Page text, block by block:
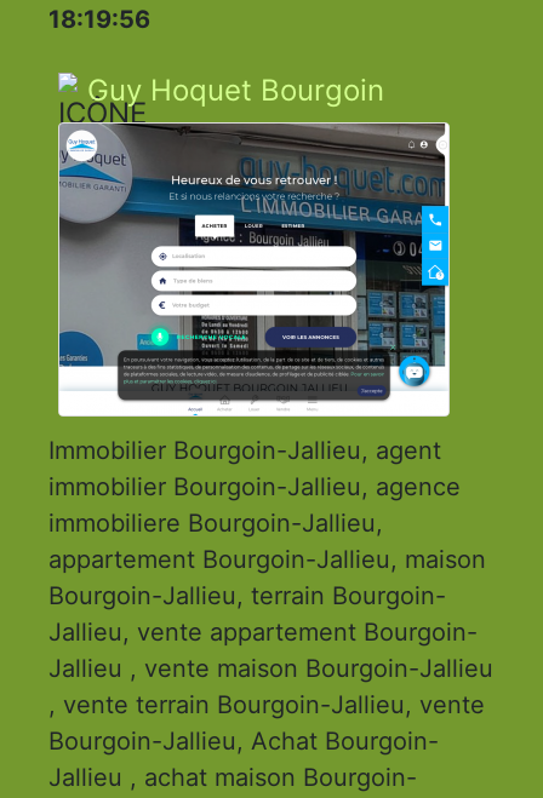
18:19:56
Guy Hoquet Bourgoin
Immobilier Bourgoin-Jallieu, agent
immobilier Bourgoin-Jallieu, agence
immobiliere Bourgoin-Jallieu,
appartement Bourgoin-Jallieu, maison
Bourgoin-Jallieu, terrain Bourgoin-
Jallieu, vente appartement Bourgoin-
Jallieu , vente maison Bourgoin-Jallieu
, vente terrain Bourgoin-Jallieu, vente
Bourgoin-Jallieu, Achat Bourgoin-
Jallieu , achat maison Bourgoin-